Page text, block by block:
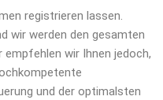
registrieren lassen.
wir werden den gesamten
wir Ihnen jedoch,
und der optimalsten